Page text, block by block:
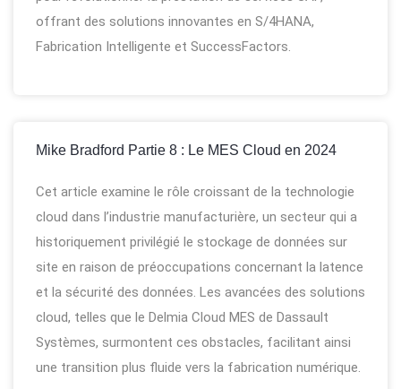
offrant des solutions innovantes en S/4HANA,
Fabrication Intelligente et SuccessFactors.
Mike Bradford Partie 8 : Le MES Cloud en 2024
Cet article examine le rôle croissant de la technologie
cloud dans l’industrie manufacturière, un secteur qui a
historiquement privilégié le stockage de données sur
site en raison de préoccupations concernant la latence
et la sécurité des données. Les avancées des solutions
cloud, telles que le Delmia Cloud MES de Dassault
Systèmes, surmontent ces obstacles, facilitant ainsi
une transition plus fluide vers la fabrication numérique.